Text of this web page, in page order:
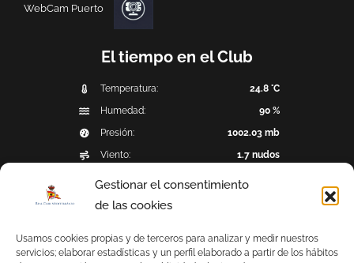
Gestionar el consentimiento
de las cookies
Usamos cookies propias y de terceros para analizar y medir nuestros
servicios; elaborar estadísticas y un perfil elaborado a partir de los hábitos
WebCam Puerto
El tiempo en el Club
Temperatura:
24.8 °C
Humedad:
90 %
Presión:
1002.03 mb
Viento:
1.7 nudos
Precipitación:
Última observación: 2026-08-08 20:36:43